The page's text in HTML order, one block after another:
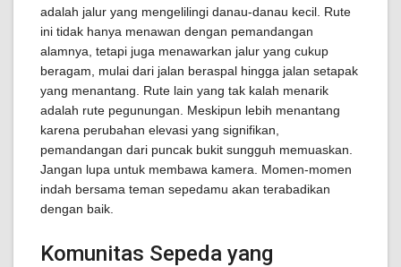
adalah jalur yang mengelilingi danau-danau kecil. Rute
ini tidak hanya menawan dengan pemandangan
alamnya, tetapi juga menawarkan jalur yang cukup
beragam, mulai dari jalan beraspal hingga jalan setapak
yang menantang. Rute lain yang tak kalah menarik
adalah rute pegunungan. Meskipun lebih menantang
karena perubahan elevasi yang signifikan,
pemandangan dari puncak bukit sungguh memuaskan.
Jangan lupa untuk membawa kamera. Momen-momen
indah bersama teman sepedamu akan terabadikan
dengan baik.
Komunitas Sepeda yang